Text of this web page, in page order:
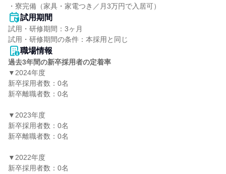
・寮完備（家具・家電つき／月3万円で入居可）
試用期間
試用・研修期間：3ヶ月
職場情報
過去3年間の新卒採用者の定着率
▼2024年度
新卒採用者数：0名
新卒離職者数：0名
▼2023年度
新卒採用者数：0名
新卒離職者数：0名
▼2022年度
新卒採用者数：0名